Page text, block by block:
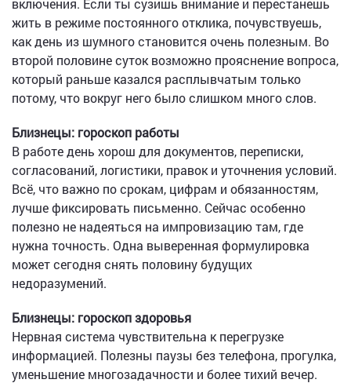
жить в режиме постоянного отклика, почувствуешь,
как день из шумного становится очень полезным. Во
второй половине суток возможно прояснение вопроса,
который раньше казался расплывчатым только
потому, что вокруг него было слишком много слов.
Близнецы: гороскоп работы
В работе день хорош для документов, переписки,
согласований, логистики, правок и уточнения условий.
Всё, что важно по срокам, цифрам и обязанностям,
лучше фиксировать письменно. Сейчас особенно
полезно не надеяться на импровизацию там, где
нужна точность. Одна выверенная формулировка
может сегодня снять половину будущих
недоразумений.
Близнецы: гороскоп здоровья
Нервная система чувствительна к перегрузке
информацией. Полезны паузы без телефона, прогулка,
уменьшение многозадачности и более тихий вечер.